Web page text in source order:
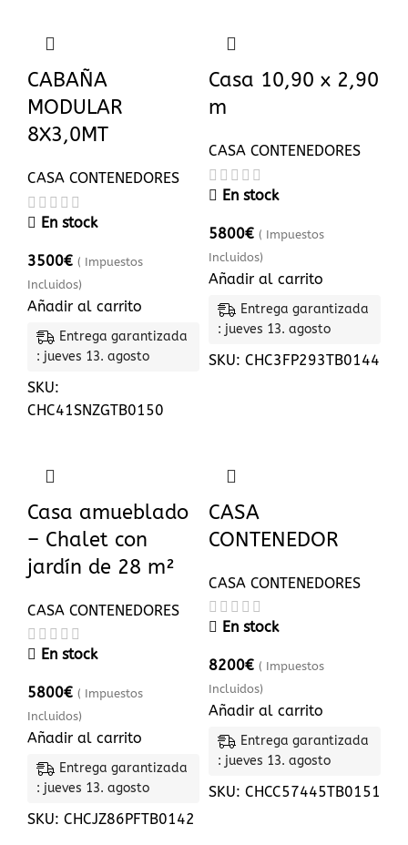
CABAÑA
MODULAR
8X3,0MT
CASA CONTENEDORES
En stock
3500€ ( Impuestos
Incluidos)
Añadir al carrito
Entrega garantizada
: jueves 13. agosto
SKU:
CHC41SNZGTB0150
Casa 10,90 x 2,90
m
CASA CONTENEDORES
En stock
5800€ ( Impuestos
Incluidos)
Añadir al carrito
Entrega garantizada
: jueves 13. agosto
SKU: CHC3FP293TB0144
Casa amueblado
– Chalet con
jardín de 28 m²
CASA CONTENEDORES
En stock
5800€ ( Impuestos
Incluidos)
Añadir al carrito
Entrega garantizada
: jueves 13. agosto
SKU: CHCJZ86PFTB0142
CASA
CONTENEDOR
CASA CONTENEDORES
En stock
8200€ ( Impuestos
Incluidos)
Añadir al carrito
Entrega garantizada
: jueves 13. agosto
SKU: CHCC57445TB0151